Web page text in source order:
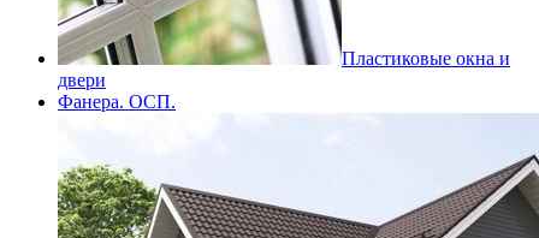
Пластиковые окна и
двери
Фанера. ОСП.